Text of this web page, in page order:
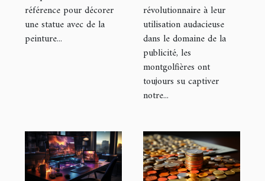
référence pour décorer
une statue avec de la
peinture...
révolutionnaire à leur
utilisation audacieuse
dans le domaine de la
publicité, les
montgolfières ont
toujours su captiver
notre...